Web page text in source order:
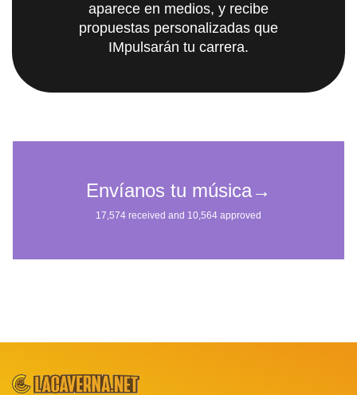
aparece en medios, y recibe
propuestas personalizadas que
IMpulsarán tu carrera.